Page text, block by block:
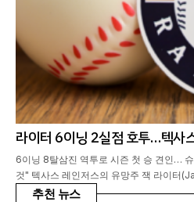
라이터 6이닝 2실점 호투…텍사
6이닝 8탈삼진 역투로 시즌 첫 승 견인…
것" 텍사스 레인저스의 유망주 잭 라이터
추천 뉴스